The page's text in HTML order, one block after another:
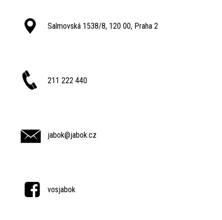
Salmovská 1538/8, 120 00, Praha 2
211 222 440
jabok@jabok.cz
vosjabok